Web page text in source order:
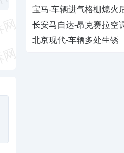
置与功能
宝马-车辆进气格栅熄火
长安马自达-昂克赛拉空
锈
北京现代-车辆多处生锈